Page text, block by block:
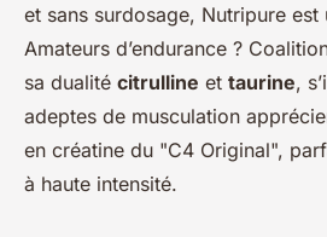
et sans surdosage, Nutripure
Amateurs d’endurance ?
sa dualité citrulline et taurine,
adeptes de musculation
en créatine du "C4 Original",
à haute intensité.